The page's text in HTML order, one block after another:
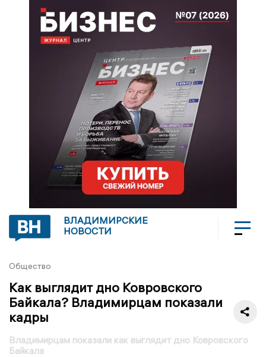
ВЛАДИМИРСКИЕ
НОВОСТИ
Общество
Как выглядит дно Ковровского
Байкала? Владимирцам показали
кадры
Владимирцам показали как выглядит дно Ковровского
Байкала